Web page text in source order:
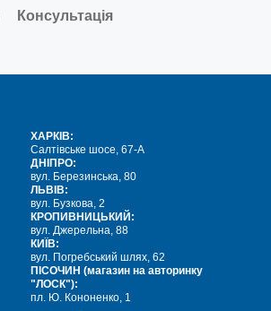
Консультація
ХАРКІВ:
Салтівське шосе, 67-А
ДНІПРО:
вул. Березинська, 80
ЛЬВІВ:
вул. Бузкова, 2
КРОПИВНИЦЬКИЙ:
вул. Джерельна, 88
КИЇВ:
вул. Погребський шлях, 62
ПІСОЧИН (магазин на авторинку
"ЛОСК"):
пл. Ю. Кононенко, 1